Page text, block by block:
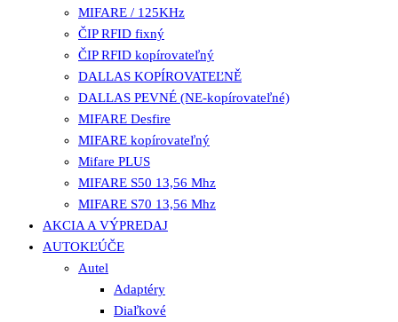
MIFARE / 125KHz
ČIP RFID fixný
ČIP RFID kopírovateľný
DALLAS KOPÍROVATEĽNĚ
DALLAS PEVNÉ (NE-kopírovateľné)
MIFARE Desfire
MIFARE kopírovateľný
Mifare PLUS
MIFARE S50 13,56 Mhz
MIFARE S70 13,56 Mhz
AKCIA A VÝPREDAJ
AUTOKĽÚČE
Autel
Adaptéry
Diaľkové